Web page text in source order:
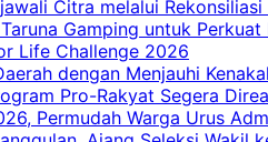
Citra melalui
Gamping untuk
Life Challenge 2026
dengan Menjauhi
Pro-Rakyat Segera
Permudah Warga Urus